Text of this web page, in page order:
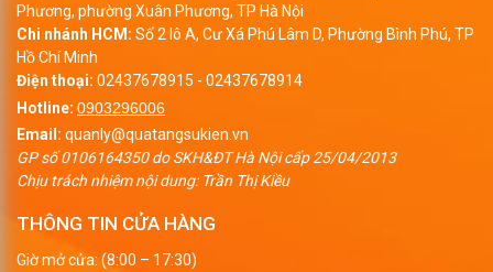
Phương, phường Xuân Phương, TP Hà Nội
Chi nhánh HCM: Số 2 lô A, Cư Xá Phú Lâm D, Phường Bình Phú, TP
Hồ Chí Minh
Điện thoại: 02437678915 - 02437678914
Hotline: 0903296006
Email: quanly@quatangsukien.vn
GP số 0106164350 do SKH&ĐT Hà Nội cấp 25/04/2013
Chịu trách nhiệm nội dung: Trần Thị Kiều
THÔNG TIN CỬA HÀNG
Giờ mở cửa: (8:00 – 17:30)